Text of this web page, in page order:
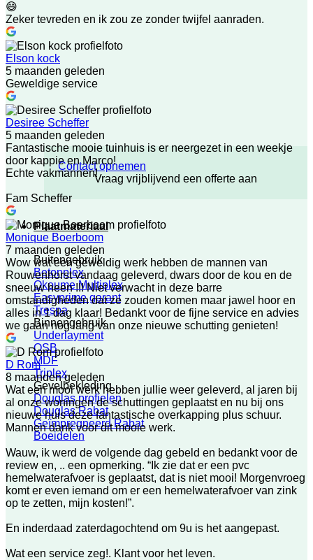
Contact opnemen
Vraag vrijblijvend een offerte aan
Plaatmateriaal
Buitengebruik
Betonplex
Okoume Multiplex
Easyprime garant
Trespa
Binnengebruik
Underlayment
OSB
MDF
Triplex
Gevelbekleding
Douglas profielen
Douglas Rabat
Geïmpregneerd Rabat
Boeidelen
😄
Zeker tevreden en ik zou ze zonder twijfel aanraden.
Elson kock
5 maanden geleden
Geweldige service
Desiree Scheffer
5 maanden geleden
Fantastische mooie tuinhuis is er neergezet in een weekje
door kappie en Marco!
Echte vakmannen!
Fam Scheffer
Monique Boerboom
7 maanden geleden
Wow wat een geweldig werk hebben de mannen van
Rouwenhorst vandaag geleverd, dwars door de kou en de
sneeuw heen !!! Niet verwacht in deze barre
omstandigheden dat ze zouden komen maar jawel hoor en
alles in 1 dag klaar! Bedankt voor de fijne service en advies
we gaan nog lang van onze nieuwe schutting genieten!
D Rom
8 maanden geleden
Wat een mooi werk hebben jullie weer geleverd, al jaren bij
al onze woningen de schuttingen geplaatst en nu bij ons
nieuwe huis deze fantastische overkapping plus schuur.
Mannen dank voor dit mooie werk.
Wauw, ik werd de volgende dag gebeld en bedankt voor de
review en, .. een opmerking. “Ik zie dat er een pvc
hemelwaterafvoer is geplaatst, dat is niet mooi! Morgenvroeg
komt er even iemand om er een hemelwaterafvoer van zink
op te zetten, mijn kosten!”.
En inderdaad zaterdagochtend om 9u is het aangepast.
Wat een service zeg!. Klant voor het leven.